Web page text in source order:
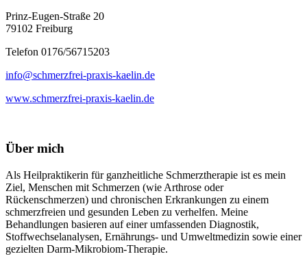
Prinz-Eugen-Straße 20
79102 Freiburg
Telefon 0176/56715203
info@schmerzfrei-praxis-kaelin.de
www.schmerzfrei-praxis-kaelin.de
Über mich
Als Heilpraktikerin für ganzheitliche Schmerztherapie ist es mein
Ziel, Menschen mit Schmerzen (wie Arthrose oder
Rückenschmerzen) und chronischen Erkrankungen zu einem
schmerzfreien und gesunden Leben zu verhelfen. Meine
Behandlungen basieren auf einer umfassenden Diagnostik,
Stoffwechselanalysen, Ernährungs- und Umweltmedizin sowie einer
gezielten Darm-Mikrobiom-Therapie.